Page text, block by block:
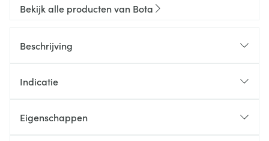
Bekijk alle producten van Bota
Beschrijving
Indicatie
Eigenschappen